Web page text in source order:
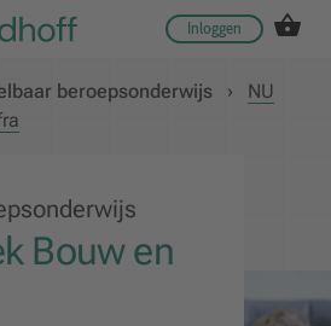
Inloggen
beroepsonderwijs ›
NU
Bouw en